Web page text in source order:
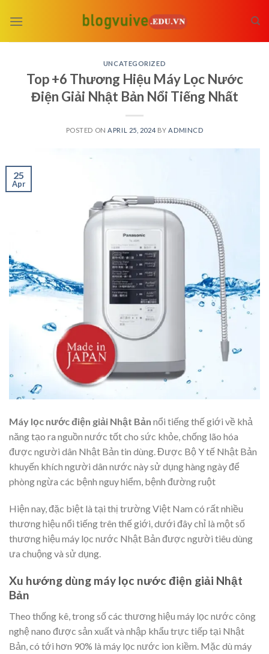
UNCATEGORIZED
Top +6 Thương Hiệu Máy Lọc Nước
Điện Giải Nhật Bản Nổi Tiếng Nhất
POSTED ON APRIL 25, 2024 BY ADMINCD
25
Apr
Máy lọc nước điện giải Nhật Bản nổi tiếng thế giới về khả
năng tạo ra nguồn nước tốt cho sức khỏe, chống lão hóa
được người dân Nhật Bản tin dùng. Được Bộ Y tế Nhật Bản
khuyến khích người dân nước này sử dụng hàng ngày để
phòng ngừa các bệnh nguy hiểm, bệnh đường ruột
Hiện nay, đặc biệt là tại thị trường Việt Nam có rất nhiều
thương hiệu nổi tiếng trên thế giới, dưới đây chỉ là một số
thương hiệu máy lọc nước Nhật Bản được người tiêu dùng
ưa chuộng và sử dụng.
Xu hướng dùng máy lọc nước điện giải Nhật
Bản
Theo thống kê, trong số các thương hiệu máy lọc nước công
nghệ nano được sản xuất và nhập khẩu trực tiếp tại Nhật
Bản, có tới hơn 90% là máy lọc nước ion kiềm. Mặc dù máy